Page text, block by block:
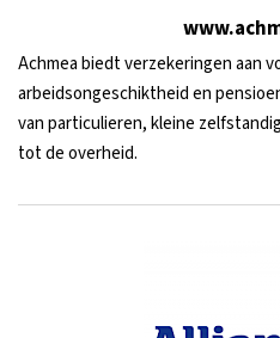
Achmea biedt verzekeringen aan
arbeidsongeschiktheid en
van particulieren, kleine
tot de overheid.